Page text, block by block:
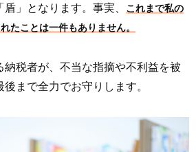
」となります。事実、
これまで私の
たことは一件もありません。
納税者が、不当な指摘や不利益を被
まで全力でお守りします。